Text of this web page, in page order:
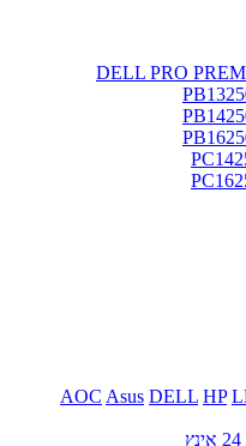
DELL PRO
AOC Asus DELL HP